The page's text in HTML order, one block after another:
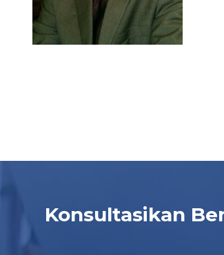
Konsultasikan